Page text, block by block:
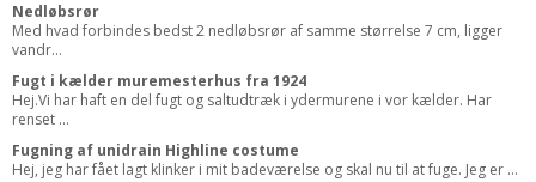
Nedløbsrør
Med hvad forbindes bedst 2 nedløbsrør af samme størrelse 7 cm, ligger
vandr...
Fugt i kælder muremesterhus fra 1924
Hej.Vi har haft en del fugt og saltudtræk i ydermurene i vor kælder. Har
renset ...
Fugning af unidrain Highline costume
Hej, jeg har fået lagt klinker i mit badeværelse og skal nu til at fuge. Jeg er ...